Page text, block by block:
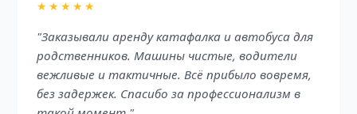
★★★★★
"Заказывали аренду катафалка и автобуса для
родственников. Машины чистые, водители
вежливые и тактичные. Всё прибыло вовремя,
без задержек. Спасибо за профессионализм в